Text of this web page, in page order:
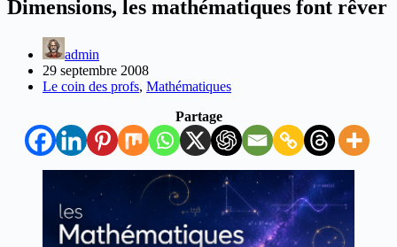
Dimensions, les mathématiques font rêver
admin
29 septembre 2008
Le coin des profs, Mathématiques
Partage